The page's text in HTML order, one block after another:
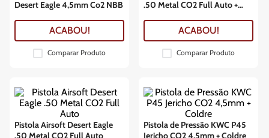
Desert Eagle 4,5mm Co2 NBB
ACABOU!
Comparar Produto
.50 Metal CO2 Full Auto +
ACABOU!
Comparar Produto
Pistola Airsoft Desert Eagle
.50 Metal CO2 Full Auto
Pistola de Pressão KWC P45
Jericho CO2 4,5mm + Coldre